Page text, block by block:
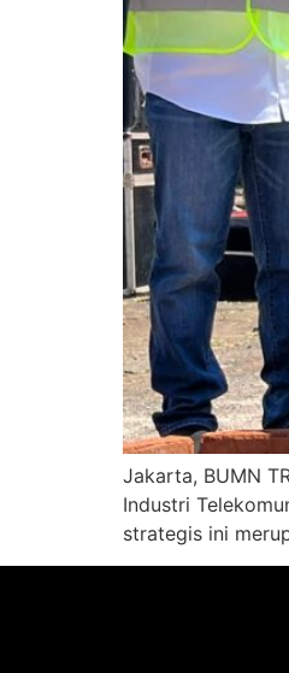
Jakarta, BUMN
Industri
strategis ini